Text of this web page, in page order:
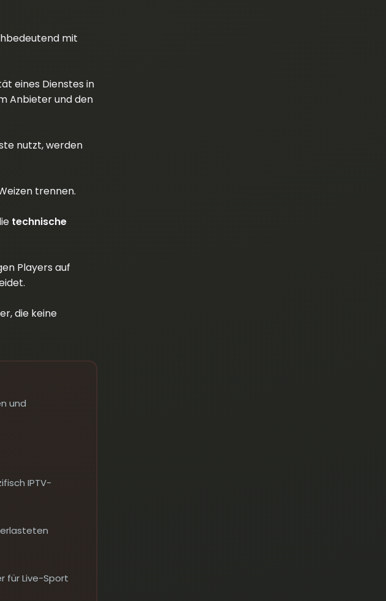
mit
eines Dienstes in
Anbieter und den
nutzt, werden
trennen.
technische
Players auf
die keine
und
IPTV-
für Live-Sport